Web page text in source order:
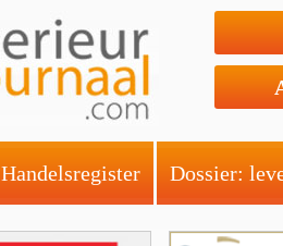
Handelsregister Dossier: